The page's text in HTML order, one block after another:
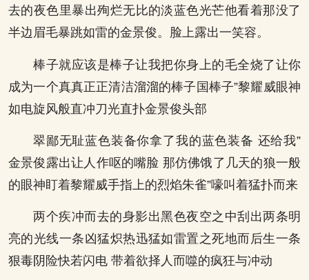
去的夜色里暴出殉烂无比的淡蓝色光芒他看着那没了
半边眉毛暴跳如雷的金景俊。脸上露出一笑容。
棒子就应该是棒子让我把你身上的毛全烧了让你
成为一个真真正正清洁溜溜的棒子国棒子”黎耀威眼神
如电旋风般直冲刀光直扑金景俊头部
翠鄙无耻蓝色装备你拿了我的蓝色装备 还给我”
金景俊露出让人作呕的嘴脸 那仿佛饿了几天的狼一般
的眼神盯着黎耀威手指上的烈焰朱雀”嚎叫着猛扑而来
两个疾冲而去的身影出黑色夜空之中刮出两条明
亮的光线一条凶猛炽热迅猛如雷置之死地而后生一条
狠毒阴险快若闪电 带着欲择人而噬的疯狂与冲动